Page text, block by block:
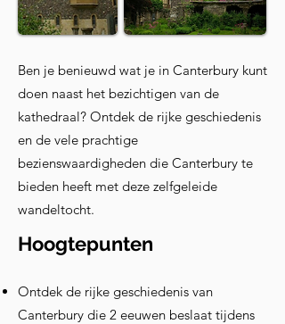
Ben je benieuwd wat je in Canterbury kunt
doen naast het bezichtigen van de
kathedraal? Ontdek de rijke geschiedenis
en de vele prachtige
bezienswaardigheden die Canterbury te
bieden heeft met deze zelfgeleide
wandeltocht.
Hoogtepunten
Ontdek de rijke geschiedenis van
Canterbury die 2 eeuwen beslaat tijdens